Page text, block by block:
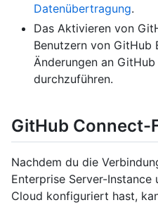
Datenübertragung.
Das Aktivieren von
Benutzern von GitHub
Änderungen an
durchzuführen.
GitHub Connect-
Nachdem du die
Enterprise Server-
Cloud konfiguriert hast,